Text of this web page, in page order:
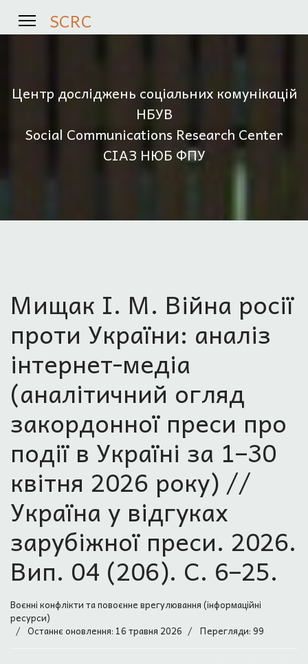
SCRC
Центр досліджень соціальних комунікацій
НБУВ
Social Communications Research Center
СІАЗ НЮБ ФПУ
Мищак І. М. Війна росії
проти України: аналіз
інтернет-медіа
(аналітичний огляд
закордонної преси про
події в Україні за 1–30
квітня 2026 року) //
Україна у відгуках
зарубіжної преси. 2026.
Вип. 04 (206). С. 6–25.
Воєнні конфлікти та повоєнне врегулювання (інформаційні
ресурси)
Останнє оновлення: 16 травня 2026
Перегляди: 99